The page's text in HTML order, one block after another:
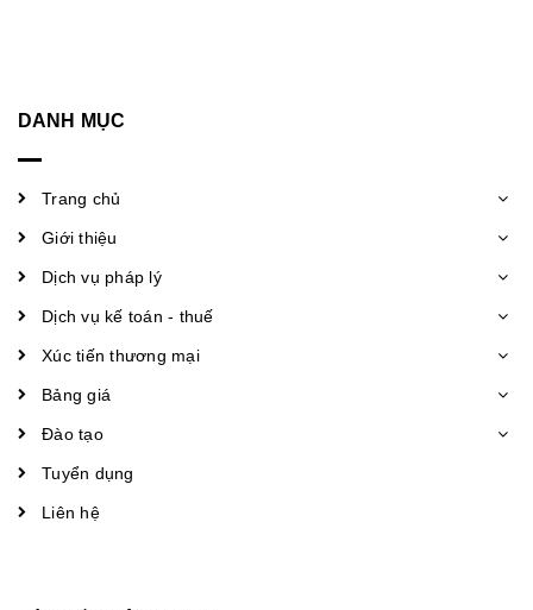
DANH MỤC
Trang chủ
Giới thiệu
Dịch vụ pháp lý
Dịch vụ kế toán - thuế
Xúc tiến thương mại
Bảng giá
Đào tạo
Tuyển dụng
Liên hệ